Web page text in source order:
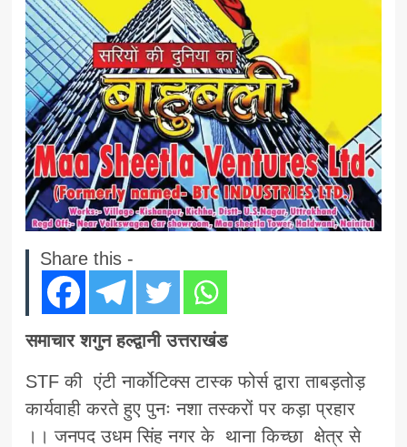
Share this -
समाचार शगुन हल्द्वानी उत्तराखंड
STF की एंटी नार्कोटिक्स टास्क फोर्स द्वारा ताबड़तोड़
कार्यवाही करते हुए पुनः नशा तस्करों पर कड़ा प्रहार
।। जनपद उधम सिंह नगर के थाना किच्छा क्षेत्र से